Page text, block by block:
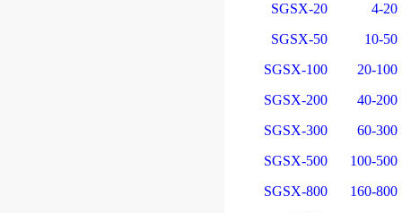
SGSX-20
4-20
SGSX-50
10-50
SGSX-100
20-100
SGSX-200
40-200
SGSX-300
60-300
SGSX-500
100-500
SGSX-800
160-800